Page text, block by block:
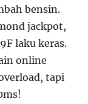
bensin.
jackpot,
laku keras.
online
tapi